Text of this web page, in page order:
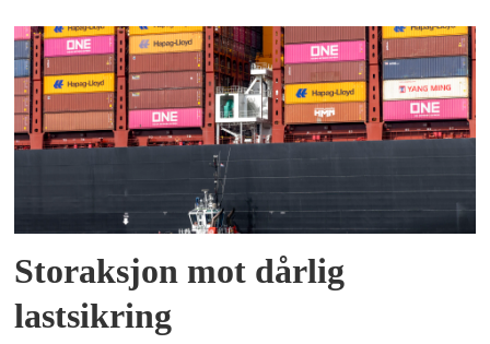
Storaksjon mot dårlig
lastsikring